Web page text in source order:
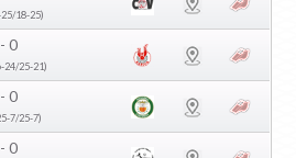
18-25)
0
24/25-21)
0
7/25-7)
0